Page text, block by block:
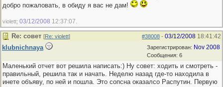
добро пожаловать, в обиду я вас не дам!
violett; 03/12/2008 12:37:07
#38008 - 03/12/2008 18:41:42
Re: совет [Re: violett]
Зарегистрирован: Nov 2008
Сообщения: 6
klubnichnaya
Маленький отчет вот решила написать:) Ну совет: ходить и смотреть -
правильный, решила так и начать. Неделю назад где-то находила в
инете объяву, по ней и пошла. Это сопсна оказалсо Распутин. Первую